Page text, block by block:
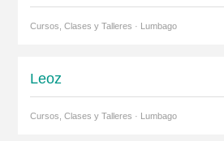
Cursos, Clases y Talleres · Lumbago
Leoz
Cursos, Clases y Talleres · Lumbago